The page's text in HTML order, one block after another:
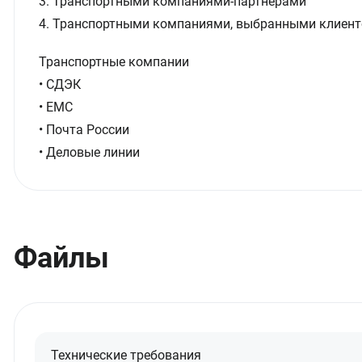
4. Транспортными компаниями, выбранными
Транспортные компании
• СДЭК
• ЕМС
• Почта России
• Деловые линии
Файлы
Технические требования